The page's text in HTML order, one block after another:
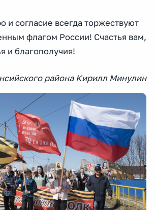
и согласие всегда торжествуют
флагом России! Счастья вам,
и благополучия!
района Кирилл Минулин